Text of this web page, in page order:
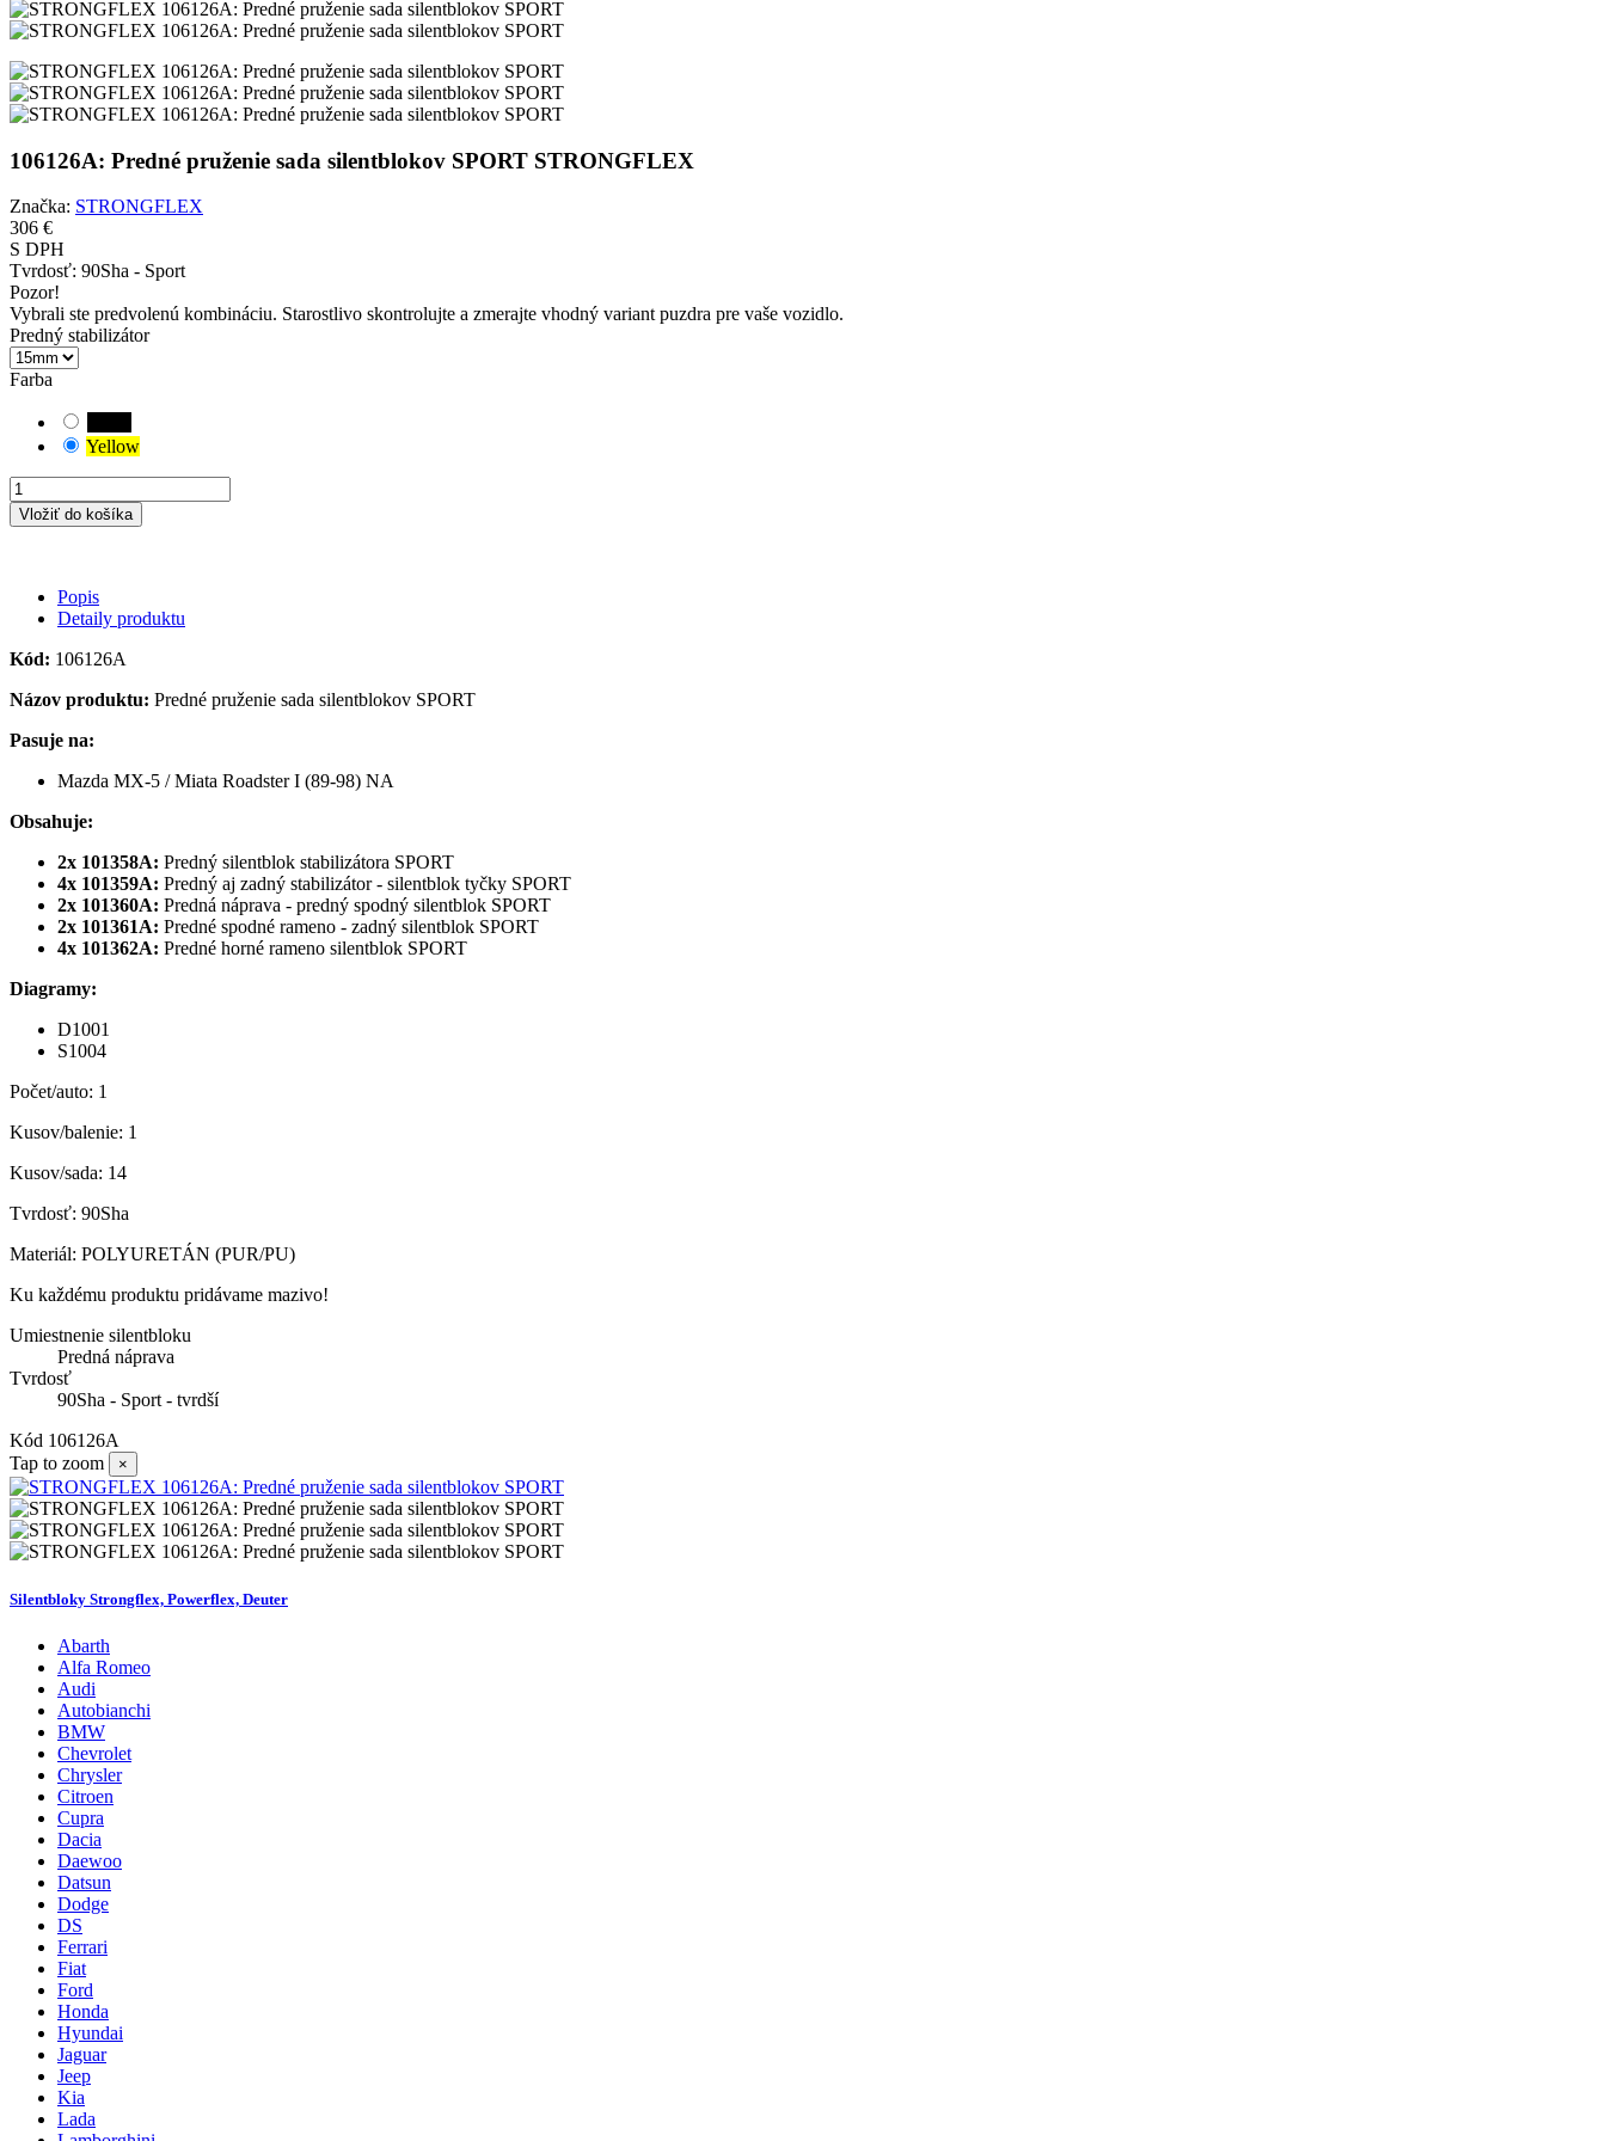
106126A: Predné pruženie sada silentblokov SPORT STRONGFLEX
Značka: STRONGFLEX
306 €
S DPH
Tvrdosť: 90Sha - Sport
Pozor!
Vybrali ste predvolenú kombináciu. Starostlivo skontrolujte a zmerajte vhodný variant puzdra pre vaše vozidlo.
Predný stabilizátor
Farba
Yellow
Vložiť do košíka
Popis
Detaily produktu
Kód: 106126A
Názov produktu: Predné pruženie sada silentblokov SPORT
Pasuje na:
Mazda MX-5 / Miata Roadster I (89-98) NA
Obsahuje:
2x 101358A: Predný silentblok stabilizátora SPORT
4x 101359A: Predný aj zadný stabilizátor - silentblok tyčky SPORT
2x 101360A: Predná náprava - predný spodný silentblok SPORT
2x 101361A: Predné spodné rameno - zadný silentblok SPORT
4x 101362A: Predné horné rameno silentblok SPORT
Diagramy:
D1001
S1004
Počet/auto: 1
Kusov/balenie: 1
Kusov/sada: 14
Tvrdosť: 90Sha
Materiál: POLYURETÁN (PUR/PU)
Ku každému produktu pridávame mazivo!
Umiestnenie silentbloku
Predná náprava
Tvrdosť
90Sha - Sport - tvrdší
Kód 106126A
Tap to zoom
×
Silentbloky Strongflex, Powerflex, Deuter
Abarth
Alfa Romeo
Audi
Autobianchi
BMW
Chevrolet
Chrysler
Citroen
Cupra
Dacia
Daewoo
Datsun
Dodge
DS
Ferrari
Fiat
Ford
Honda
Hyundai
Jaguar
Jeep
Kia
Lada